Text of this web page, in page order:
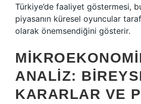
Türkiye’de faaliyet göstermesi,
piyasanın küresel oyuncular
olarak önemsendiğini gösterir.
ANALIZ:
KARARLAR VE